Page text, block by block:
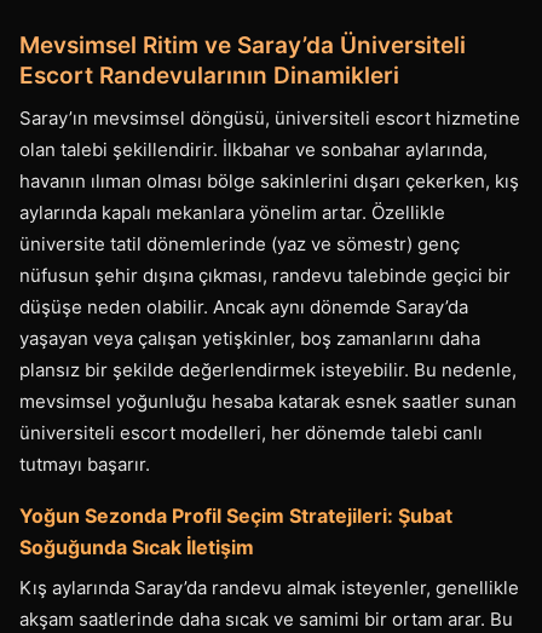
Mevsimsel Ritim ve Saray’da Üniversiteli
Escort Randevularının Dinamikleri
Saray’ın mevsimsel döngüsü, üniversiteli escort hizmetine
olan talebi şekillendirir. İlkbahar ve sonbahar aylarında,
havanın ılıman olması bölge sakinlerini dışarı çekerken, kış
aylarında kapalı mekanlara yönelim artar. Özellikle
üniversite tatil dönemlerinde (yaz ve sömestr) genç
nüfusun şehir dışına çıkması, randevu talebinde geçici bir
düşüşe neden olabilir. Ancak aynı dönemde Saray’da
yaşayan veya çalışan yetişkinler, boş zamanlarını daha
plansız bir şekilde değerlendirmek isteyebilir. Bu nedenle,
mevsimsel yoğunluğu hesaba katarak esnek saatler sunan
üniversiteli escort modelleri, her dönemde talebi canlı
tutmayı başarır.
Yoğun Sezonda Profil Seçim Stratejileri: Şubat
Soğuğunda Sıcak İletişim
Kış aylarında Saray’da randevu almak isteyenler, genellikle
akşam saatlerinde daha sıcak ve samimi bir ortam arar. Bu